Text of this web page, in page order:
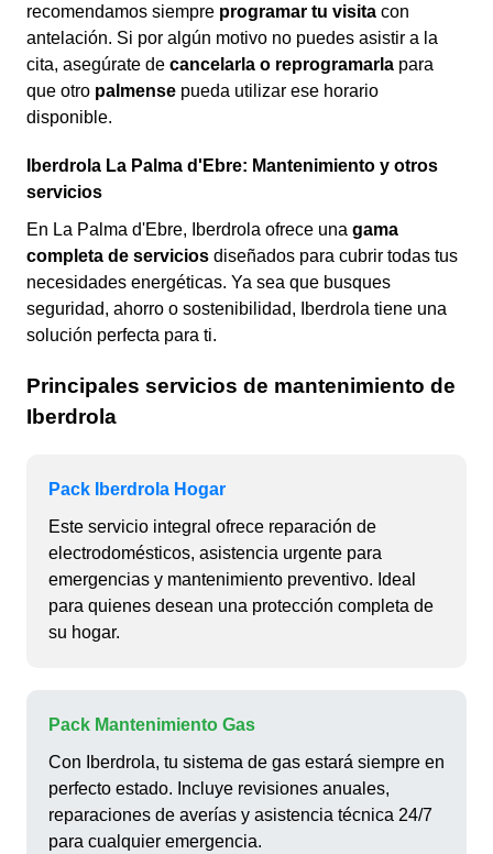
recomendamos siempre programar tu visita con
antelación. Si por algún motivo no puedes asistir a la
cita, asegúrate de cancelarla o reprogramarla para
que otro palmense pueda utilizar ese horario
disponible.
Iberdrola La Palma d'Ebre: Mantenimiento y otros
servicios
En La Palma d'Ebre, Iberdrola ofrece una gama
completa de servicios diseñados para cubrir todas tus
necesidades energéticas. Ya sea que busques
seguridad, ahorro o sostenibilidad, Iberdrola tiene una
solución perfecta para ti.
Principales servicios de mantenimiento de
Iberdrola
Pack Iberdrola Hogar
Este servicio integral ofrece reparación de
electrodomésticos, asistencia urgente para
emergencias y mantenimiento preventivo. Ideal
para quienes desean una protección completa de
su hogar.
Pack Mantenimiento Gas
Con Iberdrola, tu sistema de gas estará siempre en
perfecto estado. Incluye revisiones anuales,
reparaciones de averías y asistencia técnica 24/7
para cualquier emergencia.